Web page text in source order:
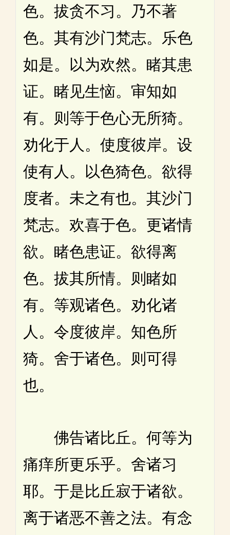
色。拔贪不习。乃不著
色。其有沙门梵志。乐色
如是。以为欢然。睹其患
证。睹见生恼。审知如
有。则等于色心无所猗。
劝化于人。使度彼岸。设
使有人。以色猗色。欲得
度者。未之有也。其沙门
梵志。欢喜于色。更诸情
欲。睹色患证。欲得离
色。拔其所情。则睹如
有。等观诸色。劝化诸
人。令度彼岸。知色所
猗。舍于诸色。则可得
也。
佛告诸比丘。何等为
痛痒所更乐乎。舍诸习
耶。于是比丘寂于诸欲。
离于诸恶不善之法。有念